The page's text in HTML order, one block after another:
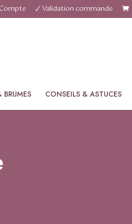
🗸 Validation commande
BRUMES CONSEILS & ASTUCES